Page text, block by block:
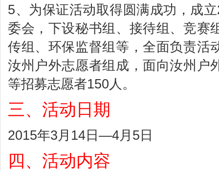
5、为保证活动取得圆满成功，成
委会，下设秘书组、接待组、竞赛
传组、环保监督组等，全面负责活
汝州户外志愿者组成，面向汝州户
等招募志愿者150人。
三、活动日期
2015年3月14日—4月5日
四、活动内容